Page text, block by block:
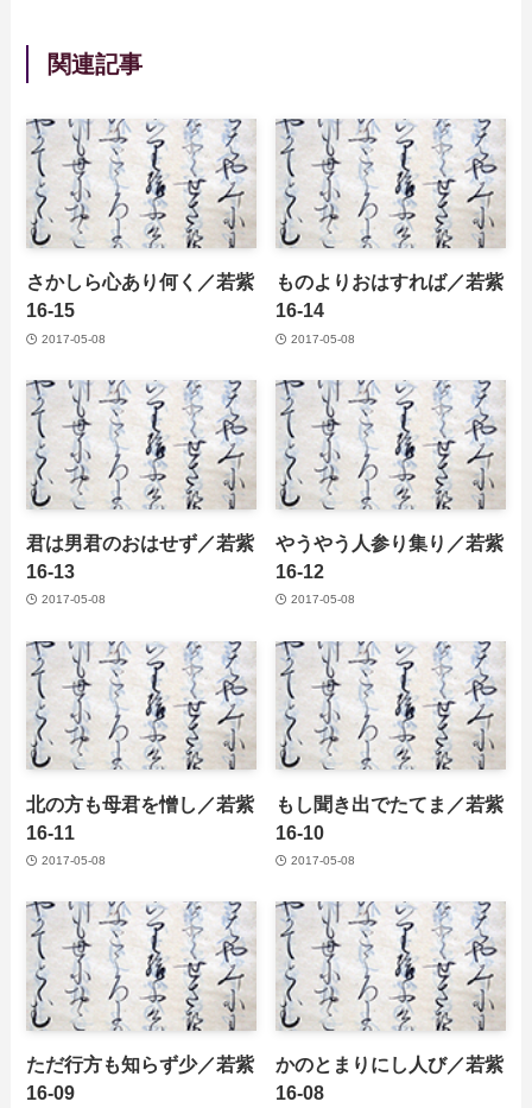
関連記事
さかしら心あり何く／若紫
16-15
2017-05-08
ものよりおはすれば／若紫
16-14
2017-05-08
君は男君のおはせず／若紫
16-13
2017-05-08
やうやう人参り集り／若紫
16-12
2017-05-08
北の方も母君を憎し／若紫
16-11
2017-05-08
もし聞き出でたてま／若紫
16-10
2017-05-08
ただ行方も知らず少／若紫
16-09
かのとまりにし人び／若紫
16-08